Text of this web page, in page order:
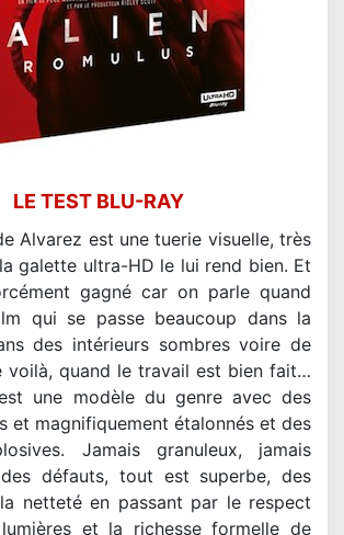
LE TEST BLU-RAY
Alvarez est une tuerie visuelle, très
galette ultra-HD le lui rend bien. Et
gagné car on parle quand
qui se passe beaucoup dans la
des intérieurs sombres voire de
voilà, quand le travail est bien fait…
une modèle du genre avec des
et magnifiquement étalonnés et des
Jamais granuleux, jamais
défauts, tout est superbe, des
netteté en passant par le respect
et la richesse formelle de